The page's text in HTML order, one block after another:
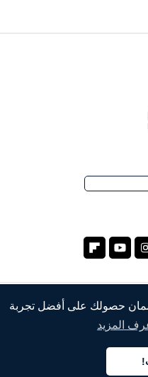
حصولك على أفضل تجربة
المزيد